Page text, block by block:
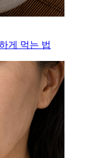
게 먹는 법